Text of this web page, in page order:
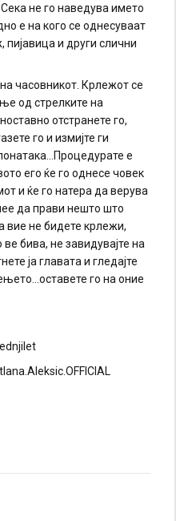
не го наведува името
е на кого се однесуваат
пијавица и други слични
часовникот. Крлежот се
од стрелките на
отстранете го,
го и измијте ги
е
его ќе го однесе човек
и ќе го натера да верува
да прави нешто што
вие не бидете крлежи,
бива, не завидувајте на
ја главата и гледајте
го на оние